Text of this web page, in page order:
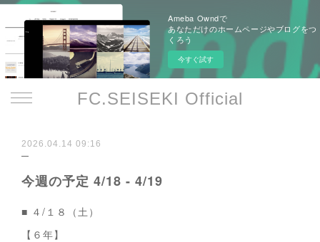
Ameba Owndで
あなただけのホームページやブログをつ
くろう
今すぐ試す
FC.SEISEKI Official
2026.04.14 09:16
今週の予定 4/18 - 4/19
■ ４/１８（土）
【６年】